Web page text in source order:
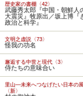
歴史家の書棚〈42〉
武藤秀太郎『中国・朝鮮人
大震災』牧原出／坂上博『
政治と科学』
文明之虚説〈73〉
怪我の功名
邂逅する中世と現代〈3〉
侍たちの意味合い
里山―未来へつなげたい日本の
〈新〉